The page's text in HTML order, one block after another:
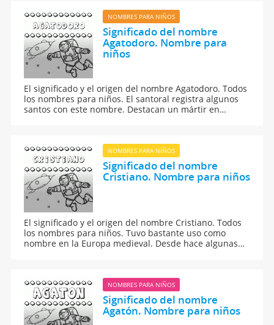
NOMBRES PARA NIÑOS
Significado del nombre
Agatodoro. Nombre para
niños
El significado y el origen del nombre Agatodoro. Todos
los nombres para niños. El santoral registra algunos
santos con este nombre. Destacan un mártir en
NOMBRES PARA NIÑOS
Significado del nombre
Cristiano. Nombre para niños
El significado y el origen del nombre Cristiano. Todos
los nombres para niños. Tuvo bastante uso como
nombre en la Europa medieval. Desde hace algunas
NOMBRES PARA NIÑOS
Significado del nombre
Agatón. Nombre para niños